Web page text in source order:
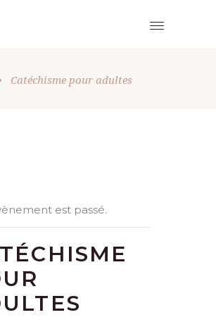
Catéchisme pour adultes
est passé.